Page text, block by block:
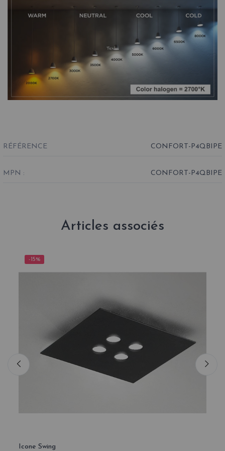
RÉFÉRENCE CONFORT-P4QBIPE
MPN : CONFORT-P4QBIPE
Articles associés
-15%
Icone Swing